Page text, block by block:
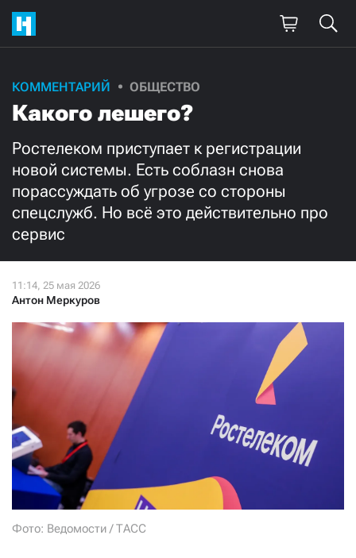
КОММЕНТАРИЙ ОБЩЕСТВО
Какого лешего?
Ростелеком приступает к регистрации
новой системы. Есть соблазн снова
порассуждать об угрозе со стороны
спецслужб. Но всё это действительно про
сервис
Антон Меркуров
Фото: Ведомости / ТАСС
Поддержите
нашу работу!
Ежемесячно Разово
3000 1000
Нажимая кнопку «Стать соучастником»,
я принимаю
условия и подтверждаю свое гражданство РФ
СТАТЬ СОУЧАСТНИКОМ
ПОДЕЛИТЬСЯ С ДРУЗЬЯМИ
Если у вас есть вопросы, пишите donate@novayagazeta.ru
+7 (929) 612-03-68